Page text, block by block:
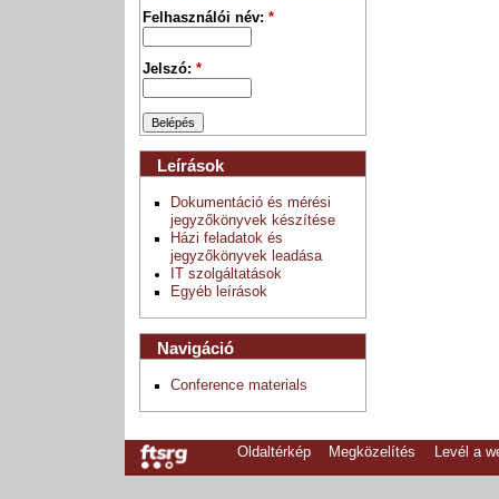
Felhasználói név:*
Jelszó:*
Leírások
Dokumentáció és mérési
jegyzőkönyvek készítése
Házi feladatok és
jegyzőkönyvek leadása
IT szolgáltatások
Egyéb leírások
Navigáció
Conference materials
Oldaltérkép Megközelítés Levél a